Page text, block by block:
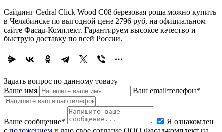
Сайдинг Cedral Click Wood C08 березовая роща можно купить
в Челябинске по выгодной цене 2796 руб, на официальном
сайте Фасад-Комплект. Гарантируем высокое качество и
быструю доставку по всей России.
Задать вопрос по данному товару
Ваше имя
Ваш email/телефон*
Ваше сообщение*
Я ознакомлен
с положением и даю свое согласие ООО Фасад-комплект на